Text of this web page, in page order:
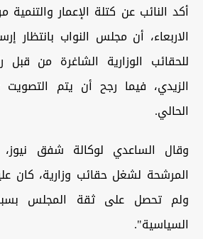
أكد النائب عن كتلة الإعمار
الاربعاء، أن مجلس النواب بانتظار
للحقائب الوزارية الشاغرة من
الزيدي، فيما رجح أن يتم
الحالي.
وقال الساعدي لوكالة شفق
المرشحة لشغل حقائب وزارية، كان
ولم تحصل على ثقة المجلس
السياسية".